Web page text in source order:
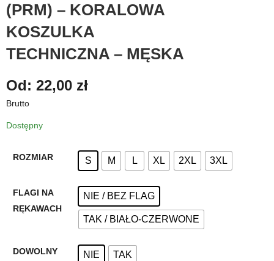
(PRM) – KORALOWA
KOSZULKA
TECHNICZNA – MĘSKA
Od: 22,00 zł
Brutto
Dostępny
ROZMIAR S M L XL 2XL 3XL
FLAGI NA
RĘKAWACH
NIE / BEZ FLAG
TAK / BIAŁO-CZERWONE
DOWOLNY
NIE TAK